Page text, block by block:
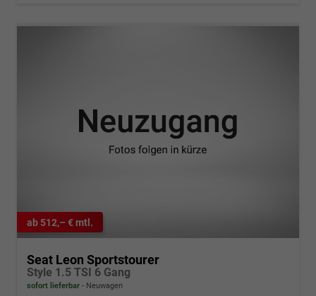
ab 512,– € mtl.
Seat Leon Sportstourer
Style 1.5 TSI 6 Gang
sofort lieferbar Neuwagen